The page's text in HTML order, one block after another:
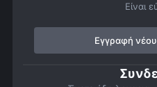
Είναι
Εγγραφή